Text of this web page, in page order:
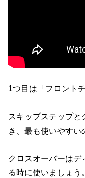
1つ目は「フロント
スキップステップと
き、最も使いやすい
クロスオーバーは
る時に使いましょう。